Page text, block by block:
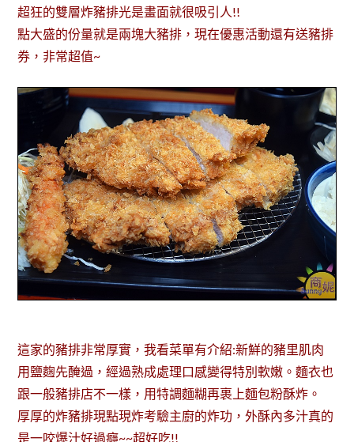
超狂的雙層炸豬排光是畫面就很吸引人!!
點大盛的份量就是兩塊大豬排，現在優惠活動還有送豬排
券，非常超值~
這家的豬排非常厚實，我看菜單有介紹:新鮮的豬里肌肉
用鹽麴先醃過，經過熟成處理口感變得特別軟嫩。麵衣也
跟一般豬排店不一樣，用特調麵糊再裹上麵包粉酥炸。
厚厚的炸豬排現點現炸考驗主廚的炸功，外酥內多汁真的
是一咬爆汁好過癮~~超好吃!!